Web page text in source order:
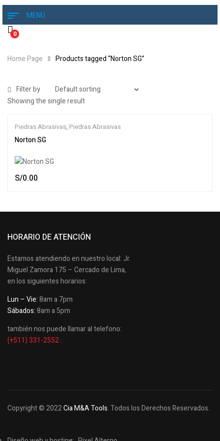
MENU
0
Home Page Products tagged “Norton SG”
Filter by
Showing the single result
Piedras Abrasivas, Piedras Abrasivas
Norton SG
S/0.00
HORARIO DE ATENCIÓN
Estamos atendiendo en nuestro local: Jr.
Miguel Zamora 175 – Cercado de Lima,
en los siguientes horarios:
Lun – Vie:8am a 7pm
Sábados:8am a 5pm
también nos puede llamar al telefono:
(+511) 331-2552.
Copyright © 2022Cia M&A Tools. Todos los Derechos Reservados.